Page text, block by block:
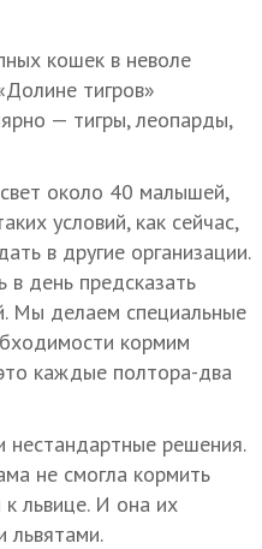
кошек в неволе
тигров»
— тигры, леопарды,
около 40 малышей,
условий, как сейчас,
в другие организации.
в день предсказать
Мы делаем специальные
кормим
каждые полтора-два
нестандартные решения.
не смогла кормить
львице. И она их
львятами.